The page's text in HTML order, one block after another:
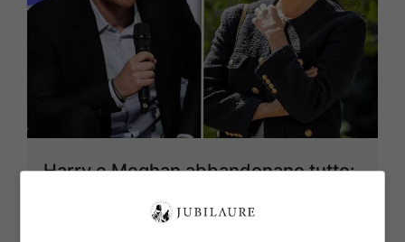
Harry e Meghan abbandonano tutto:
pronti a scappare verso una meta